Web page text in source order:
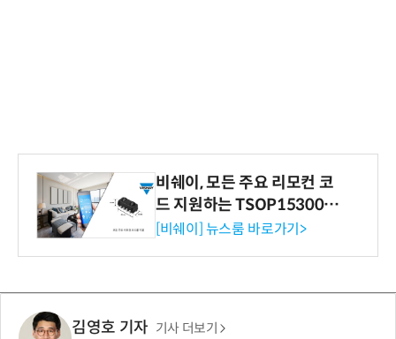
비쉐이, 모든 주요 리모컨 코
드 지원하는 TSOP15300 시
리즈 IR 수신기 출시
[비쉐이] 뉴스룸 바로가기>
김영호 기자 기사 더보기